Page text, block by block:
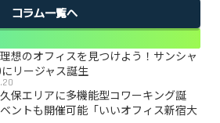
コラム一覧へ
想のオフィスを見つけよう！サンシャ
リージャス誕生
保エリアに多機能型コワーキング誕
ントも開催可能「いいオフィス新宿大